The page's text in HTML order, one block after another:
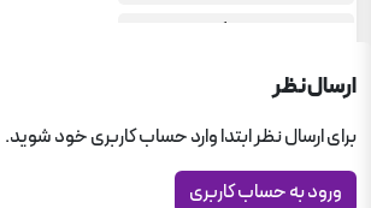
ریاضی گاج
کتاب های برگزیده کمک آموزشی
ارسال نظر
برای ارسال نظر ابتدا وارد حساب کاربری خود شوید.
ورود به حساب کاربری